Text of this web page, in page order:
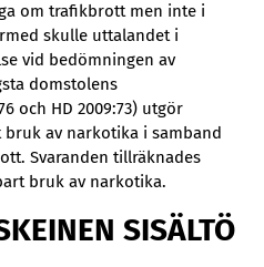
om trafikbrott men inte i
skulle uttalandet i
vid bedömningen av
domstolens
och HD 2009:73) utgör
av narkotika i samband
Svaranden tillräknades
bruk av narkotika.
SISÄLTÖ